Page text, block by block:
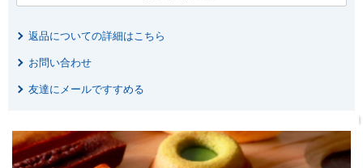
返品についての詳細はこちら
お問い合わせ
友達にメールですすめる